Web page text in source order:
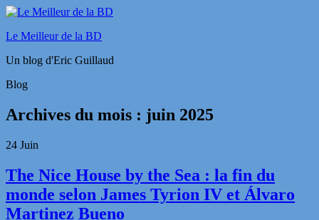
Le Meilleur de la BD
Un blog d'Eric Guillaud
Blog
Archives du mois : juin 2025
24 Juin
The Nice House by the Sea : la fin du
monde selon James Tyrion IV et Álvaro
Martinez Bueno